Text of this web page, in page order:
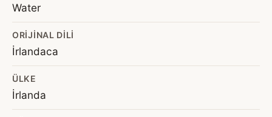
Water
ORIJINAL DILI
İrlandaca
ÜLKE
İrlanda